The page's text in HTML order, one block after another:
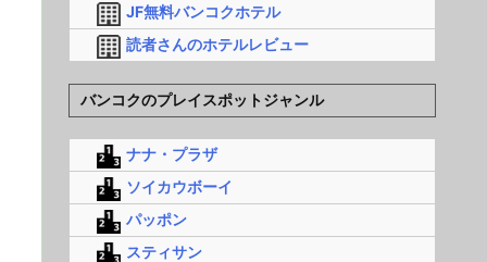
JF無料バンコクホテル
読者さんのホテルレビュー
バンコクのプレイスポットジャンル
ナナ・プラザ
ソイカウボーイ
パッポン
スティサン